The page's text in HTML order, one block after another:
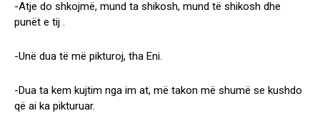
-Atje do shkojmë, mund ta shikosh, mund të shikosh dhe
punët e tij .
-Unë dua të më pikturoj, tha Eni.
-Dua ta kem kujtim nga im at, më takon më shumë se kushdo
që ai ka pikturuar.